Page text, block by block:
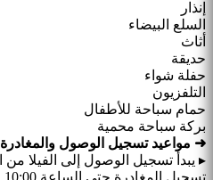
إنذار
السلع البيضاء
أثاث
حديقة
حفلة شواء
التلفزيون
حمام سباحة للأطفال
بركة سباحة محمية
➜ مواعيد تسجيل الوصول والمغادرة